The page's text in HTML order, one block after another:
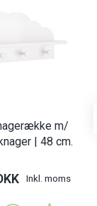
m/
| 48 cm.
Inkl. moms